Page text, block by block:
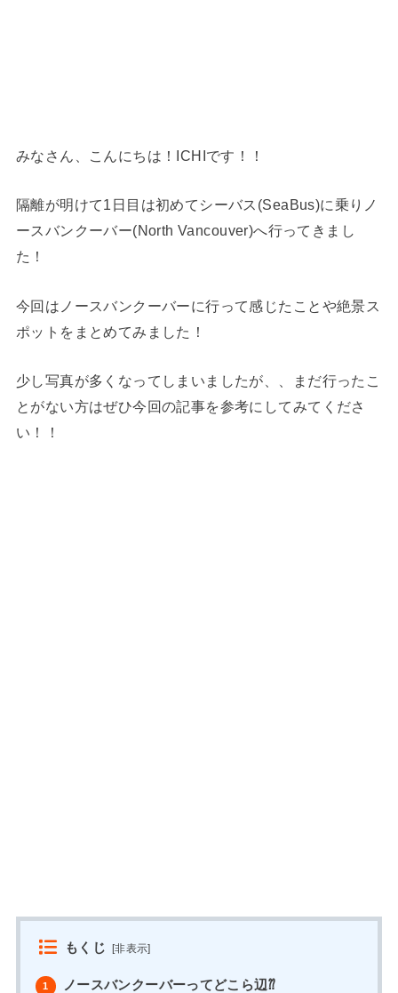
みなさん、こんにちは！ICHIです！！
隔離が明けて1日目は初めてシーバス(SeaBus)に乗りノ
ースバンクーバー(North Vancouver)へ行ってきまし
た！
今回はノースバンクーバーに行って感じたことや絶景ス
ポットをまとめてみました！
少し写真が多くなってしまいましたが、、まだ行ったこ
とがない方はぜひ今回の記事を参考にしてみてくださ
い！！
もくじ [非表示]
1 ノースバンクーバーってどこら辺⁇